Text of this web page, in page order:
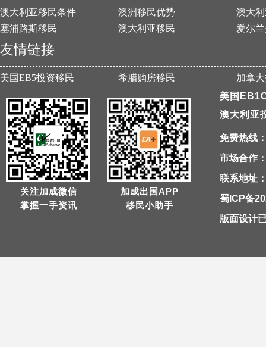
澳大利亚移民条件 澳洲移民优势
澳大
塞浦路斯移民
澳大利亚移民 爱尔
友情链接
美国EB5投资移民 希腊购房移民 加拿
关注加成微信
掌握一手资讯
加成出国APP
移民小助手
美国
澳大利亚
免费热线
市场合作
联系地址
蜀ICP备
版面设计